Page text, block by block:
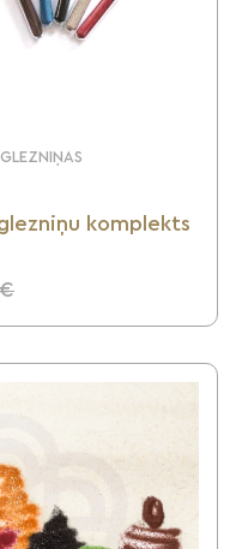
komplekts
€